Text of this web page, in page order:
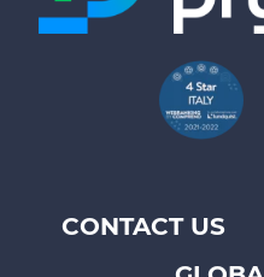
Footer
CONTACT US